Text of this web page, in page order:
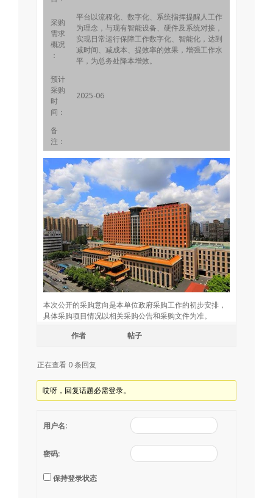
采购
需求
概况
：
平台以流程化、数字化、系统指挥提醒人工作
为理念，与现有智能设备、硬件及系统对接，
实现日常运行保障工作数字化、智能化，达到
减时间、减成本、提效率的效果，增强工作水
平，为总务处降本增效。
预计
采购
时
间：
2025-06
备
注：
本次公开的采购意向是本单位政府采购工作的初步安排，
具体采购项目情况以相关采购公告和采购文件为准。
作者
帖子
正在查看 0 条回复
哎呀，回复话题必需登录。
用户名:
密码:
保持登录状态